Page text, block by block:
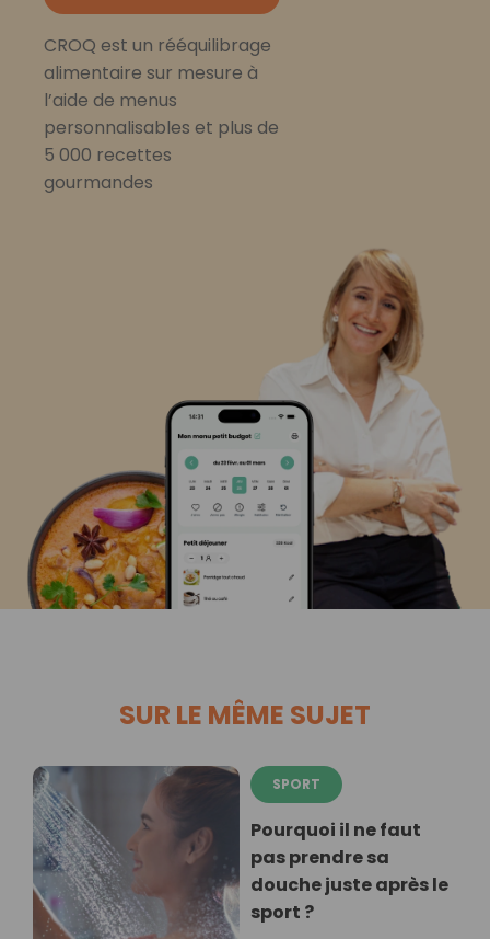
CROQ est un rééquilibrage
alimentaire sur mesure à
l’aide de menus
personnalisables et plus de
5 000 recettes
gourmandes
SUR LE MÊME SUJET
SPORT
Pourquoi il ne faut
pas prendre sa
douche juste après le
sport ?